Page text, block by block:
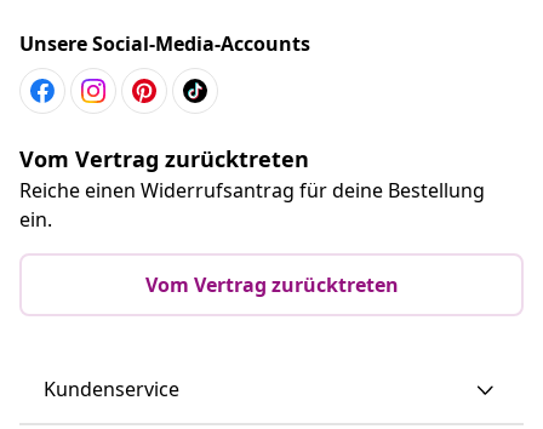
Unsere Social-Media-Accounts
Vom Vertrag zurücktreten
Reiche einen Widerrufsantrag für deine Bestellung
ein.
Vom Vertrag zurücktreten
Kundenservice